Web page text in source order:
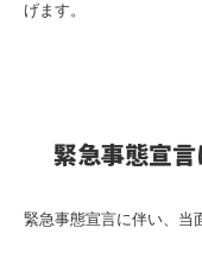
げます。
緊急事態宣
緊急事態宣言に伴い、当